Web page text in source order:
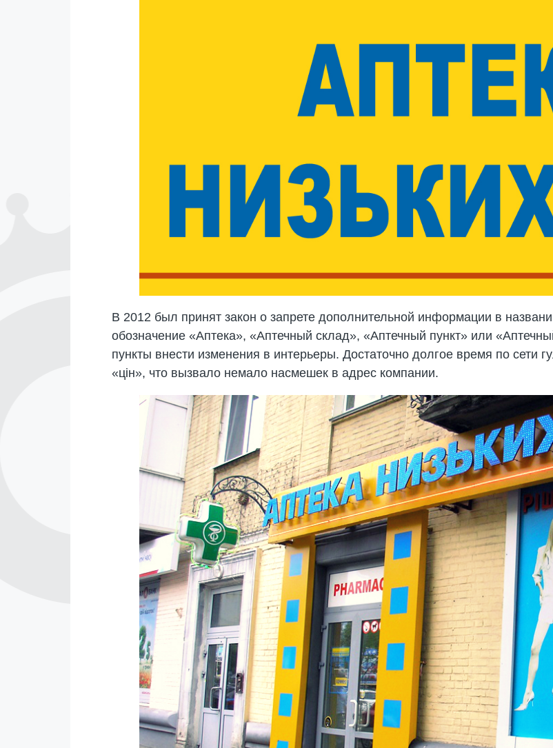
В 2012 был принят закон о запрете дополнительной информации в
обозначение «Аптека», «Аптечный склад», «Аптечный пункт» или
пункты внести изменения в интерьеры. Достаточно долгое время по сети
«цін», что вызвало немало насмешек в адрес компании.